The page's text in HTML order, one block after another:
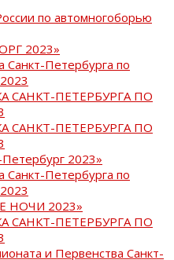
по автомногоборью
2023»
Санкт-Петербурга по
САНКТ-ПЕТЕРБУРГА ПО
САНКТ-ПЕТЕРБУРГА ПО
2023»
Санкт-Петербурга по
НОЧИ 2023»
САНКТ-ПЕТЕРБУРГА ПО
и Первенства Санкт-